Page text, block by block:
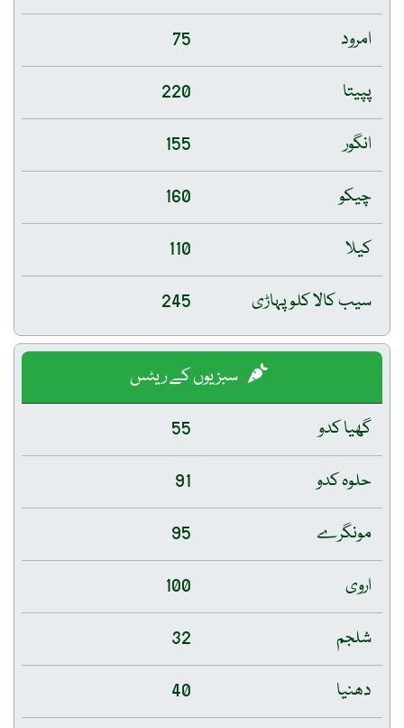
امرود
75
پپیتا
220
انگور
155
چیکو
160
کیلا
110
سیب کالا کلو پہاڑی
245
سبزیوں کے ریٹس
گھیا کدو
55
حلوہ کدو
91
مونگرے
95
اروی
100
شلجم
32
دھنیا
40